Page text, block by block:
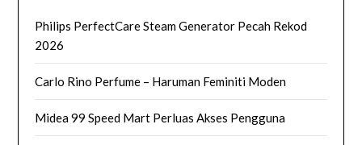
Philips PerfectCare Steam Generator Pecah Rekod
2026
Carlo Rino Perfume – Haruman Feminiti Moden
Midea 99 Speed Mart Perluas Akses Pengguna